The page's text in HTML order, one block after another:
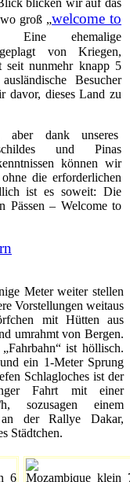
blicken wir auf das
groß „welcome to
ehemalige
von Kriegen,
seit nunmehr knapp 5
Besucher
davor, dieses Land zu
aber dank unseres
und Pinas
können wir
die erforderlichen
ist es soweit: Die
Pässen – Welcome to
Meter weiter stellen
Vorstellungen weitaus
mit Hütten aus
umrahmt von Bergen.
ist höllisch.
ein 1-Meter Sprung
Schlagloches ist der
Fahrt mit einer
sozusagen einem
der Rallye Dakar,
Städtchen.